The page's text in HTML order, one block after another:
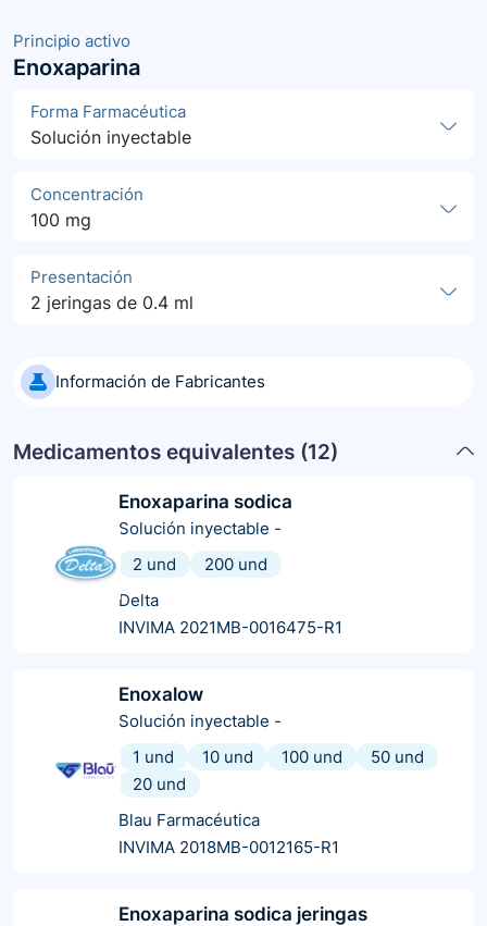
Principio activo
Enoxaparina
Forma Farmacéutica
Solución inyectable
Concentración
100 mg
Presentación
2 jeringas de 0.4 ml
Información de Fabricantes
Medicamentos equivalentes (12)
Enoxaparina sodica
Solución inyectable -
2 und
200 und
Delta
INVIMA 2021MB-0016475-R1
Enoxalow
Solución inyectable -
1 und
10 und 100 und
50 und
20 und
Blau Farmacéutica
INVIMA 2018MB-0012165-R1
Enoxaparina sodica jeringas